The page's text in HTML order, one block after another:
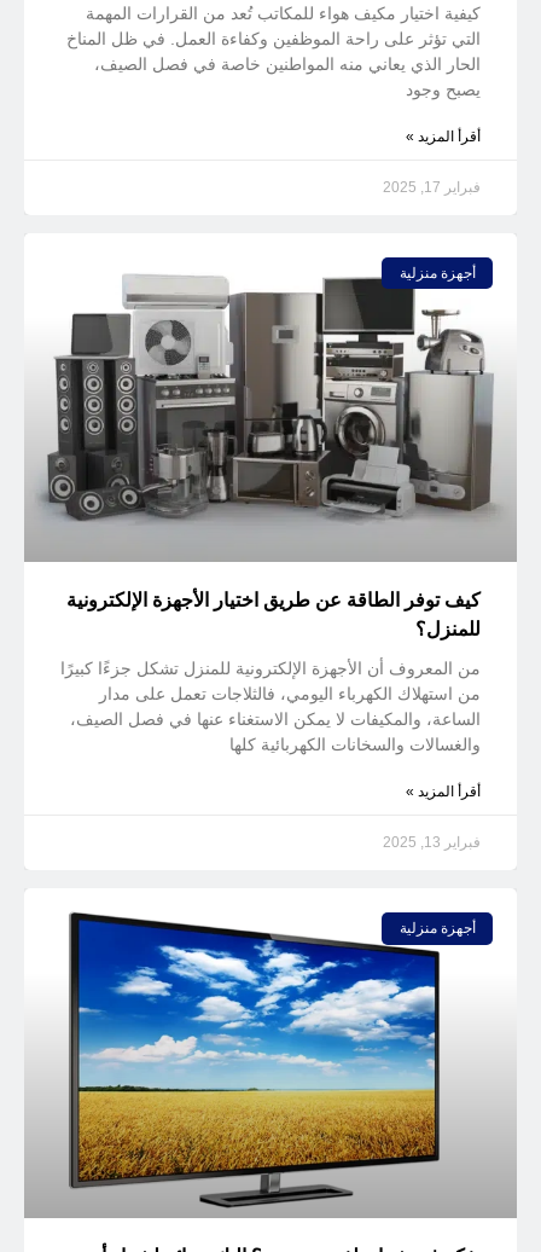
كيفية اختيار مكيف هواء للمكاتب تُعد من القرارات المهمة
التي تؤثر على راحة الموظفين وكفاءة العمل. في ظل المناخ
الحار الذي يعاني منه المواطنين خاصة في فصل الصيف،
يصبح وجود
أقرأ المزيد »
فبراير 17, 2025
أجهزة منزلية
كيف توفر الطاقة عن طريق اختيار الأجهزة الإلكترونية
للمنزل؟
من المعروف أن الأجهزة الإلكترونية للمنزل تشكل جزءًا كبيرًا
من استهلاك الكهرباء اليومي، فالثلاجات تعمل على مدار
الساعة، والمكيفات لا يمكن الاستغناء عنها في فصل الصيف،
والغسالات والسخانات الكهربائية كلها
أقرأ المزيد »
فبراير 13, 2025
أجهزة منزلية